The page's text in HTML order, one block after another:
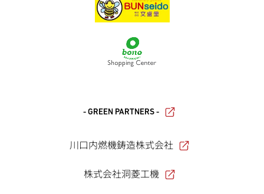
- GREEN PARTNERS -
川口内燃機鋳造株式会社
株式会社洞菱工機